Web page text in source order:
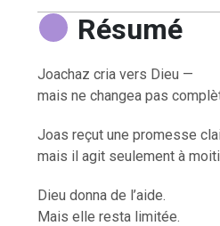
Résumé
Joachaz cria vers Dieu —
mais ne changea pas
Joas reçut une promesse
mais il agit seulement à
Dieu donna de l’aide.
Mais elle resta limitée.